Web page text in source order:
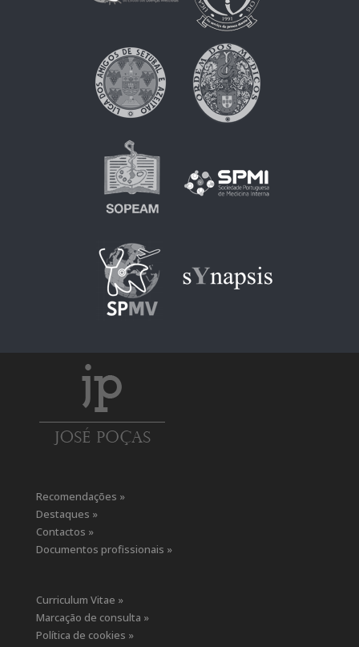
Recomendações »
Destaques »
Contactos »
Documentos profissionais »
Curriculum Vitae »
Marcação de consulta »
Política de cookies »